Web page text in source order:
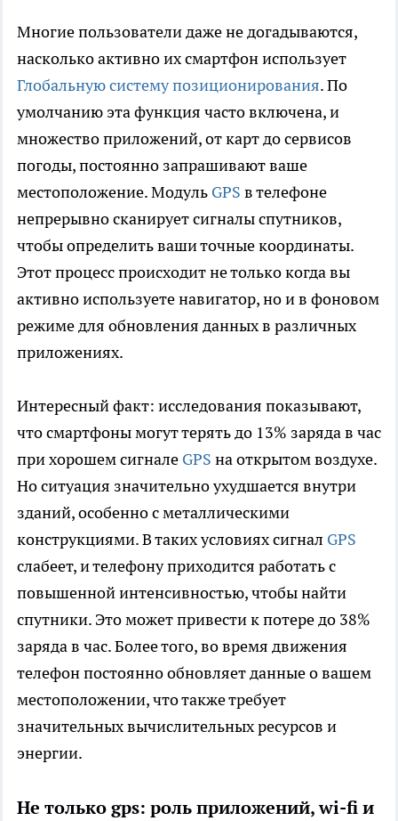
Многие пользователи даже не догадываются,
насколько активно их смартфон использует
Глобальную систему позиционирования. По
умолчанию эта функция часто включена, и
множество приложений, от карт до сервисов
погоды, постоянно запрашивают ваше
местоположение. Модуль GPS в телефоне
непрерывно сканирует сигналы спутников,
чтобы определить ваши точные координаты.
Этот процесс происходит не только когда вы
активно используете навигатор, но и в фоновом
режиме для обновления данных в различных
приложениях.
Интересный факт: исследования показывают,
что смартфоны могут терять до 13% заряда в час
при хорошем сигнале GPS на открытом воздухе.
Но ситуация значительно ухудшается внутри
зданий, особенно с металлическими
конструкциями. В таких условиях сигнал GPS
слабеет, и телефону приходится работать с
повышенной интенсивностью, чтобы найти
спутники. Это может привести к потере до 38%
заряда в час. Более того, во время движения
телефон постоянно обновляет данные о вашем
местоположении, что также требует
значительных вычислительных ресурсов и
энергии.
Не только gps: роль приложений, wi-fi и